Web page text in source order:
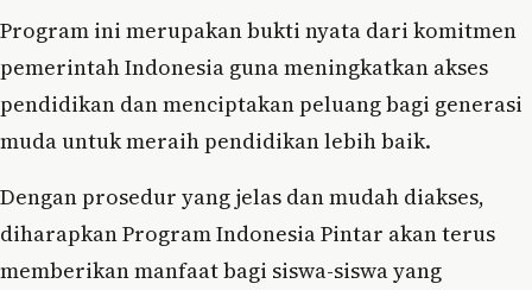
Program ini merupakan bukti nyata dari komitmen
pemerintah Indonesia guna meningkatkan akses
pendidikan dan menciptakan peluang bagi generasi
muda untuk meraih pendidikan lebih baik.
Dengan prosedur yang jelas dan mudah diakses,
diharapkan Program Indonesia Pintar akan terus
memberikan manfaat bagi siswa-siswa yang